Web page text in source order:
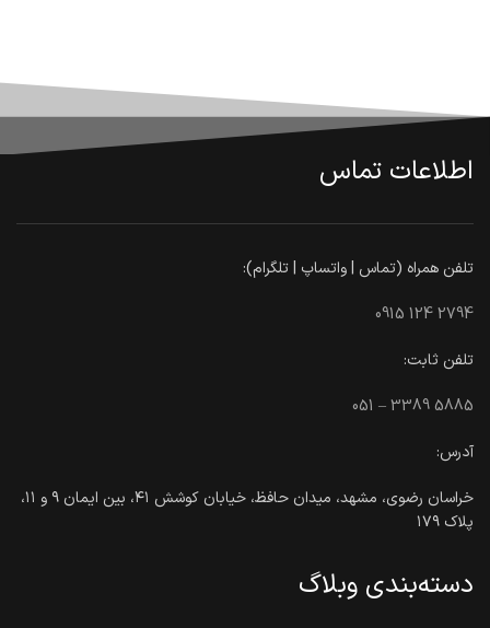
اطلاعات تماس
تلفن همراه (تماس | واتساپ | تلگرام):
0915 124 2794
تلفن ثابت:
051 – 3389 5885
آدرس:
خراسان رضوی، مشهد، میدان حافظ، خیابان کوشش ۴۱، بین ایمان ۹ و ۱۱،
پلاک ۱۷۹
دسته‌بندی وبلاگ